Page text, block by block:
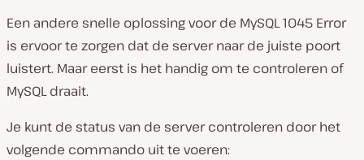
Een andere snelle oplossing voor de MySQL 1045 Error
is ervoor te zorgen dat de server naar de juiste poort
luistert. Maar eerst is het handig om te controleren of
MySQL draait.
Je kunt de status van de server controleren door het
volgende commando uit te voeren: